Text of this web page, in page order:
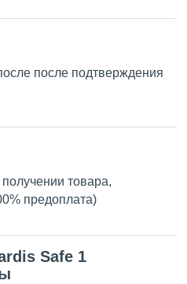
после подтверждения
товара,
предоплата)
Safe 1